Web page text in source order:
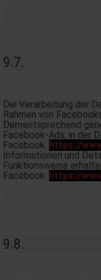
9.7.
Die Verarbeitung der
Rahmen von
Dementsprechend
Facebook-Ads, in der
Facebook: https://
Informationen und
Funktionsweise
Facebook: https://
9.8.